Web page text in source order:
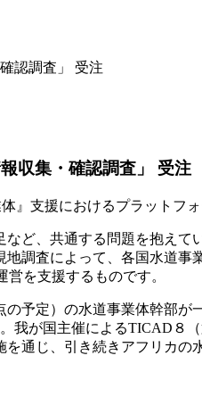
認調査」 受注
収集・確認調査」 受注
』支援におけるプラットフ
ど、共通する問題を抱え
調査によって、各国水道事
を支援するものです。
予定）の水道事業体幹部が
我が国主催によるTICAD８
通じ、引き続きアフリカの